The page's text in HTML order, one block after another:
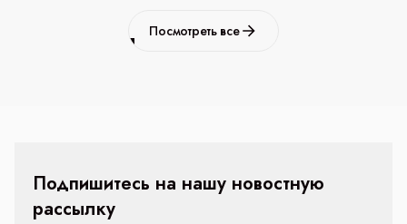
Посмотреть все
Подпишитесь на нашу новостную
рассылку